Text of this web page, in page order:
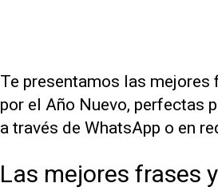
Te presentamos las
por el Año Nuevo, perfectas
a través de WhatsApp o en
Las mejores frases